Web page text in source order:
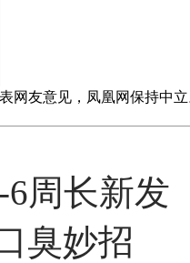
网友意见，凤凰网保持中
周长新发
臭妙招